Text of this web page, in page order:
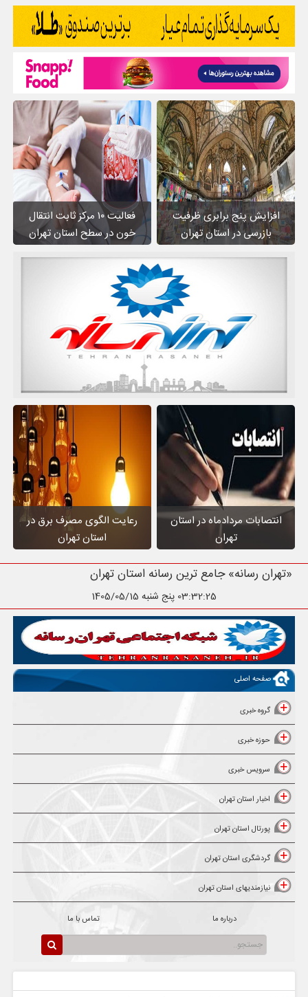
افزایش پنج برابری ظرفیت
بازرسی در استان تهران
فعالیت ۱۰ مرکز ثابت انتقال
خون در سطح استان تهران
انتصابات مردادماه در استان
تهران
رعایت الگوی مصرف برق در
استان تهران
«تهران رسانه» جامع ترین رسانه اس
03:32:26 پنج شنبه 1405/05/15
صفحه اصلی
گروه خبری
حوزه خبری
سرویس خبری
اخبار استان تهران
پورتال استان تهران
گردشگری استان تهران
نیازمندیهای استان تهران
درباره ما تماس با ما